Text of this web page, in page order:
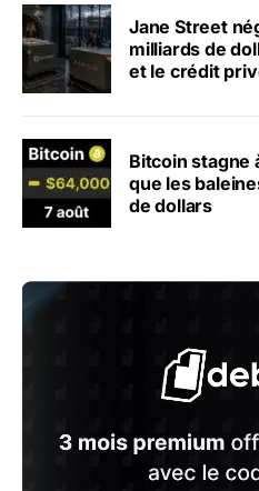
Jane Street
milliards de
et le crédit
Bitcoin stagne
que les
de dollars